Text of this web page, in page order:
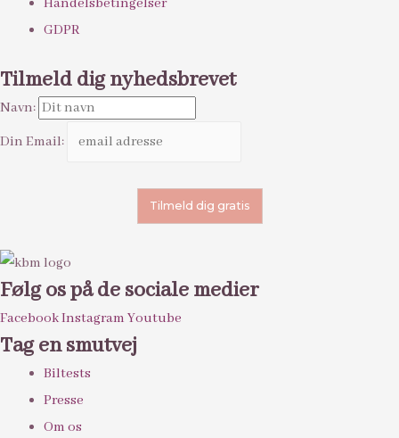
Handelsbetingelser
GDPR
Tilmeld dig nyhedsbrevet
Navn:
Din Email:
Følg os på de sociale medier
FacebookInstagram Youtube
Tag en smutvej
Biltests
Presse
Om os